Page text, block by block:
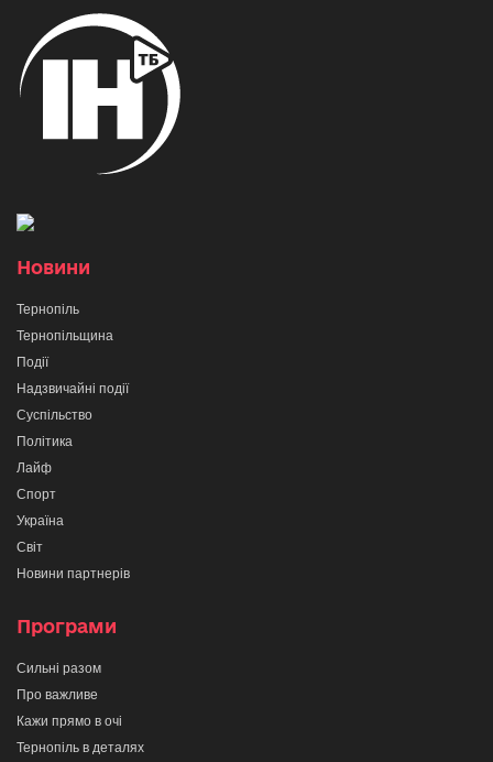
Новини
Тернопіль
Тернопільщина
Події
Надзвичайні події
Суспільство
Політика
Лайф
Спорт
Україна
Світ
Новини партнерів
Програми
Сильні разом
Про важливе
Кажи прямо в очі
Тернопіль в деталях